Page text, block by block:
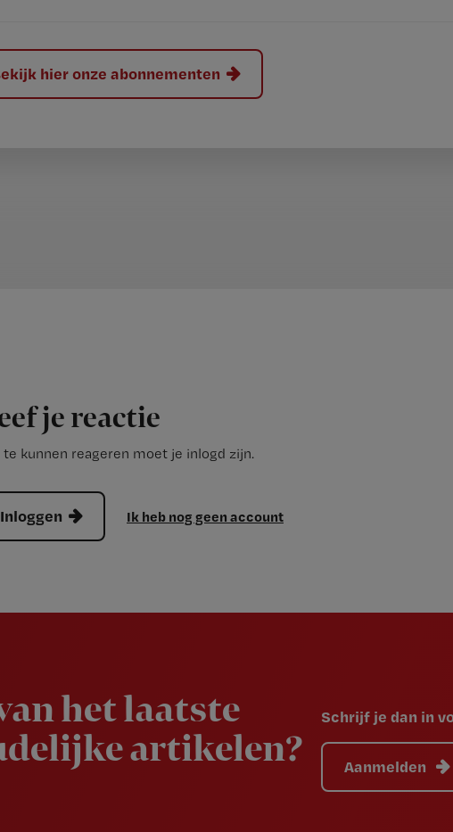
hier onze abonnementen
je reactie
te kunnen reageren moet je inlogd zijn.
Inloggen Ik heb nog geen account
het laatste
artikelen?
Schrijf je dan in
Aanmelden